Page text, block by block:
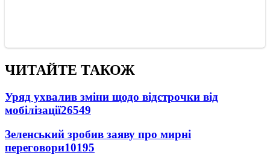
ЧИТАЙТЕ ТАКОЖ
Уряд ухвалив зміни щодо відстрочки від
мобілізації26549
Зеленський зробив заяву про мирні
переговори10195